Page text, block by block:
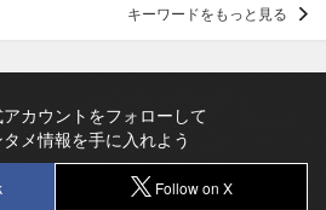
キーワードをもっと見る
カウントをフォローして
メ情報を手に入れよう
Follow on X